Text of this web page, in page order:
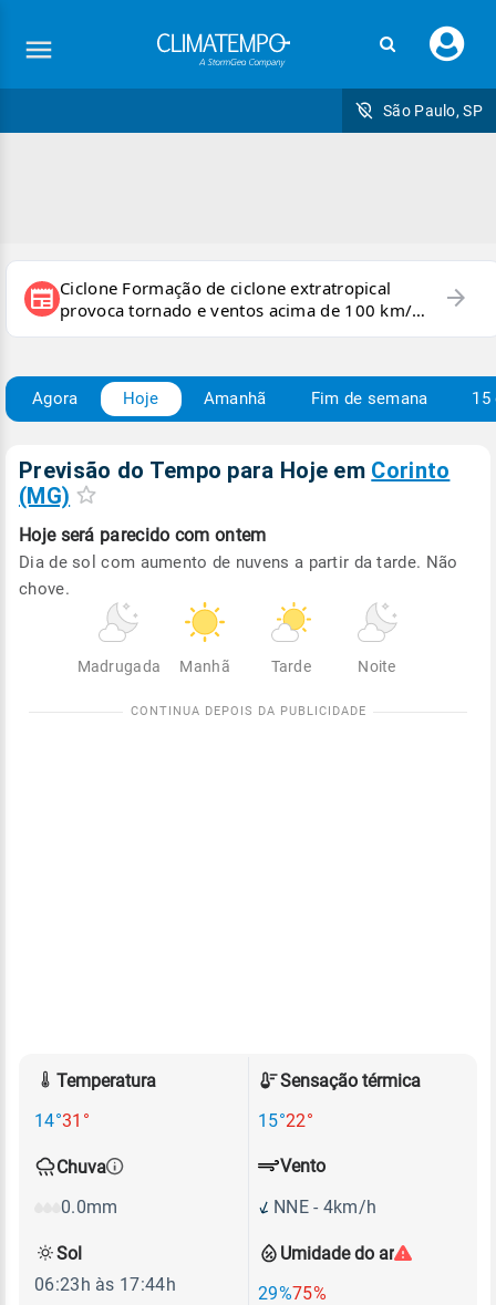
seu
São Paulo, SP
newspaper Ciclone Formação de ciclone extratropical
provoca tornado e ventos acima de 100 km/h
no RS
arrow_forward
Agora Hoje Amanhã Fim de semana 15
Previsão do Tempo para Hoje em Corinto
(MG)
Hoje será parecido com ontem
Dia de sol com aumento de nuvens a partir da tarde. Não
chove.
Madrugada Manhã Tarde Noite
Temperatura
14°31°
Sensação térmica
15°22°
Chuva
0.0mm
Umidade do ar
29%75%
Vento
NNE - 4km/h
Sol
06:23h às 17:44h